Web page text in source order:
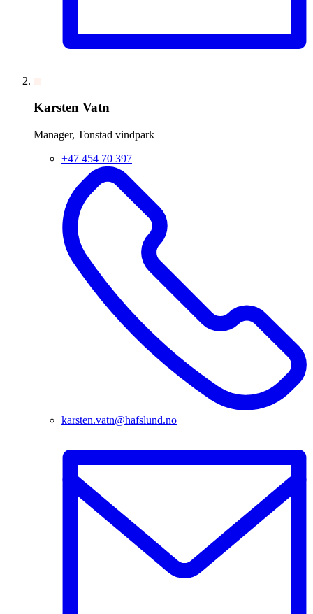
Karsten Vatn
Manager, Tonstad vindpark
+47 454 70 397
karsten.vatn@hafslund.no